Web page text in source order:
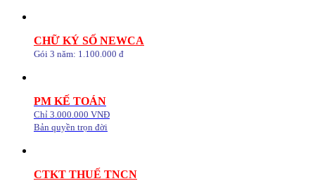
CHỮ KÝ SỐ NEWCA
Gói 3 năm: 1.100.000 đ
PM KẾ TOÁN
Chỉ 3.000.000 VNĐ
Bản quyền trọn đời
CTKT THUẾ TNCN